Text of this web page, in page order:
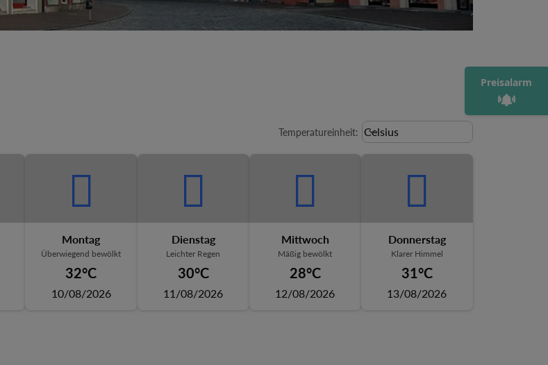
Temperatureinheit: Weather unit option Celsius
Celsius
keyboard_arrow_down
Montag
Überwiegend bewölkt
32°C
10/08/2026
Dienstag
Leichter Regen
30°C
11/08/2026
Mittwoch
Mäßig bewölkt
28°C
12/08/2026
Donnerstag
Klarer Himmel
31°C
13/08/2026
Preisalarm